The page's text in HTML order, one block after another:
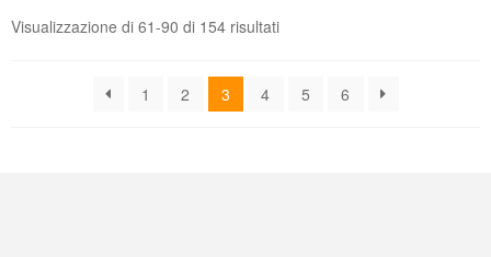
Visualizzazione di 61-90 di 154 risultati
1 2 3 4 5 6